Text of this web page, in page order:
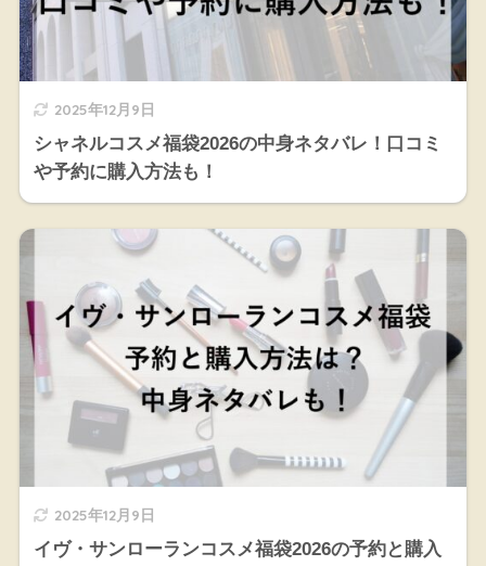
2025年12月9日
シャネルコスメ福袋2026の中身ネタバレ！口コミ
や予約に購入方法も！
2025年12月9日
イヴ・サンローランコスメ福袋2026の予約と購入